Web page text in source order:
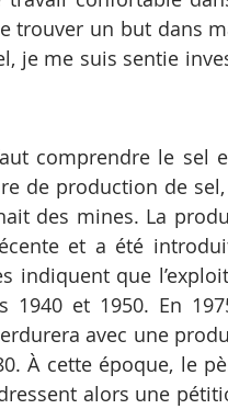
trouver un but dans
je me suis sentie
comprendre le sel
de production de
des mines. La
et a été
indiquent que
et 1950. En
avec une
À cette époque, le
alors une